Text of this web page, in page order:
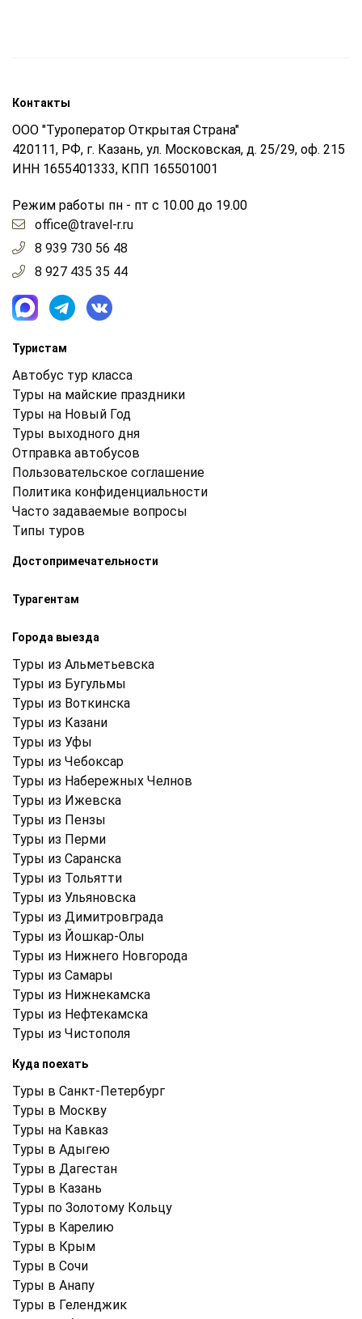
Контакты
ООО "Туроператор Открытая Страна"
420111, РФ, г. Казань, ул. Московская, д. 25/29, оф. 215
ИНН 1655401333, КПП 165501001
Режим работы пн - пт с 10.00 до 19.00
office@travel-r.ru
8 939 730 56 48
8 927 435 35 44
Туристам
Автобус тур класса
Туры на майские праздники
Туры на Новый Год
Туры выходного дня
Отправка автобусов
Пользовательское соглашение
Политика конфиденциальности
Часто задаваемые вопросы
Типы туров
Достопримечательности
Турагентам
Города выезда
Туры из Альметьевска
Туры из Бугульмы
Туры из Воткинска
Туры из Казани
Туры из Уфы
Туры из Чебоксар
Туры из Набережных Челнов
Туры из Ижевска
Туры из Пензы
Туры из Перми
Туры из Саранска
Туры из Тольятти
Туры из Ульяновска
Туры из Димитровграда
Туры из Йошкар-Олы
Туры из Нижнего Новгорода
Туры из Самары
Туры из Нижнекамска
Туры из Нефтекамска
Туры из Чистополя
Куда поехать
Туры в Санкт-Петербург
Туры в Москву
Туры на Кавказ
Туры в Адыгею
Туры в Дагестан
Туры в Казань
Туры по Золотому Кольцу
Туры в Карелию
Туры в Крым
Туры в Cочи
Туры в Анапу
Туры в Геленджик